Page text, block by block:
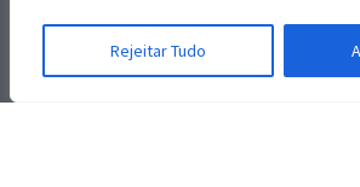
Rejeitar Tudo
Jardim das Paineiras, Ilha Solteira – SP